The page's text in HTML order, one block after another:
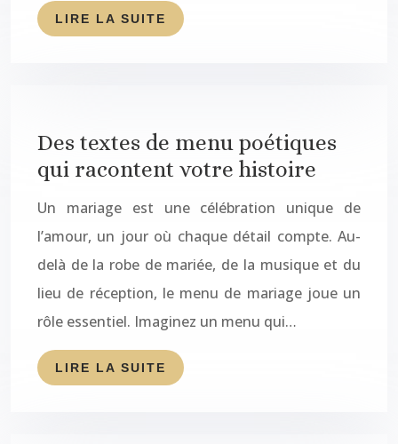
LIRE LA SUITE
Des textes de menu poétiques
qui racontent votre histoire
Un mariage est une célébration unique de
l’amour, un jour où chaque détail compte. Au-
delà de la robe de mariée, de la musique et du
lieu de réception, le menu de mariage joue un
rôle essentiel. Imaginez un menu qui…
LIRE LA SUITE